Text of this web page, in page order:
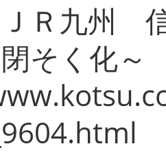
Ｒ九州 信
そく化～